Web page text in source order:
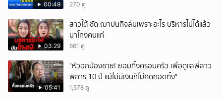
00:49 270 ดู
03:29
สาวใต้ ซัด ฌาปนกิจล่มเพราะอะไร บริหารไม่ได้แล้ว
มาโกงคนแก่
661 ดู
05:41
"หัวอกน้องชาย! ยอมทิ้งครอบครัว เพื่อดูแลพี่สาว
พิการ 10 ปี แม้ไม่มีเงินก็ไม่คิดทอดทิ้ง"
1,578 ดู